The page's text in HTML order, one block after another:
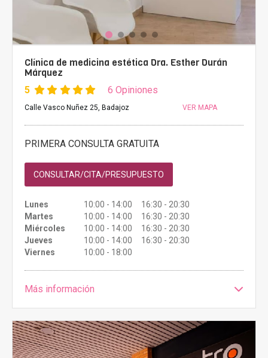
Clínica de medicina estética Dra. Esther Durán
Márquez
5 6 Opiniones
Calle Vasco Nuñez 25, Badajoz VER MAPA
PRIMERA CONSULTA GRATUITA
CONSULTAR/CITA/PRESUPUESTO
Lunes
10:00 - 14:00 16:30 - 20:30
Martes
10:00 - 14:00 16:30 - 20:30
Miércoles
10:00 - 14:00 16:30 - 20:30
Jueves
10:00 - 14:00 16:30 - 20:30
Viernes
10:00 - 18:00
Más información